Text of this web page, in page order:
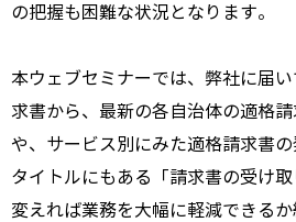
の把握も困難な状況となります。
本ウェブセミナーでは、弊社に届
求書から、最新の各自治体の適格
や、サービス別にみた適格請求書
タイトルにもある「請求書の受け
変えれば業務を大幅に軽減できる